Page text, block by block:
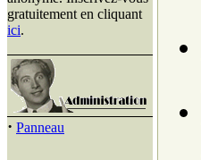
gratuitement en cliquant
ici.
· Panneau